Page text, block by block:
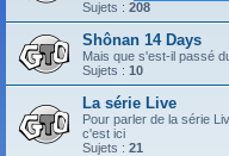
Sujets : 208
Shônan 14 Days
Mais que s'est-il passé
Sujets : 10
La série Live
Pour parler de la série
c'est ici
Sujets : 21